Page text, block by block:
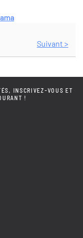
Suivant >
INSCRIVEZ-VOUS ET
!